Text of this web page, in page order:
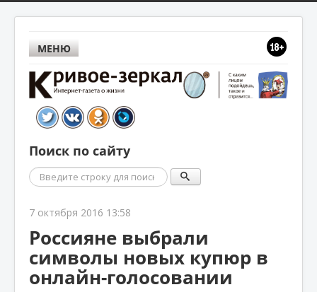
МЕНЮ
Поиск по сайту
Поиск
7 октября 2016 13:58
Россияне выбрали
символы новых купюр в
онлайн-голосовании